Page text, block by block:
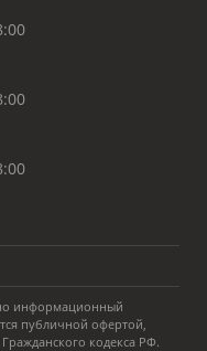
информационный
публичной офертой,
кодекса РФ.